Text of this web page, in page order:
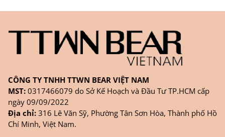
CÔNG TY TNHH TTWN BEAR VIỆT NAM
MST: 0317466079 do Sở Kế Hoạch và Đầu Tư TP.HCM cấp
ngày 09/09/2022
Địa chỉ: 316 Lê Văn Sỹ, Phường Tân Sơn Hòa, Thành phố Hồ
Chí Minh, Việt Nam.